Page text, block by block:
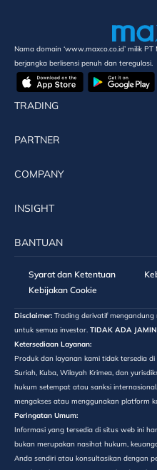
Nama domain ‘www.maxco.co.id’ milik
berjangka berlisensi penuh dan teregulasi.
TRADING
PARTNER
COMPANY
INSIGHT
BANTUAN
Syarat dan Ketentuan
Kebijakan Cookie
Disclaimer: Trading derivatif
untuk semua investor. TIDAK ADA
Ketersediaan Layanan:
Produk dan layanan kami tidak tersedia
Suriah, Kuba, Wilayah Krimea, dan
hukum setempat atau sanksi
mengakses atau menggunakan platform
Peringatan Umum:
Informasi yang tersedia di situs web ini
bukan merupakan nasihat hukum,
Anda sendiri atau konsultasikan dengan